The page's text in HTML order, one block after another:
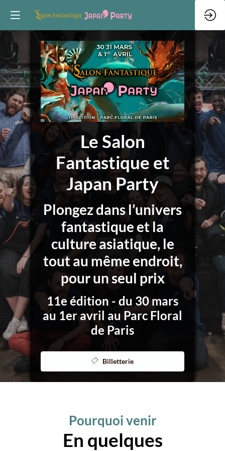
Le Salon
Fantastique et
Japan Party
Plongez dans l’univers
fantastique et la
culture asiatique, le
tout au même endroit,
pour un seul prix
11e édition - du 30 mars
au 1er avril au Parc Floral
de Paris
Billetterie
Pourquoi venir
En quelques